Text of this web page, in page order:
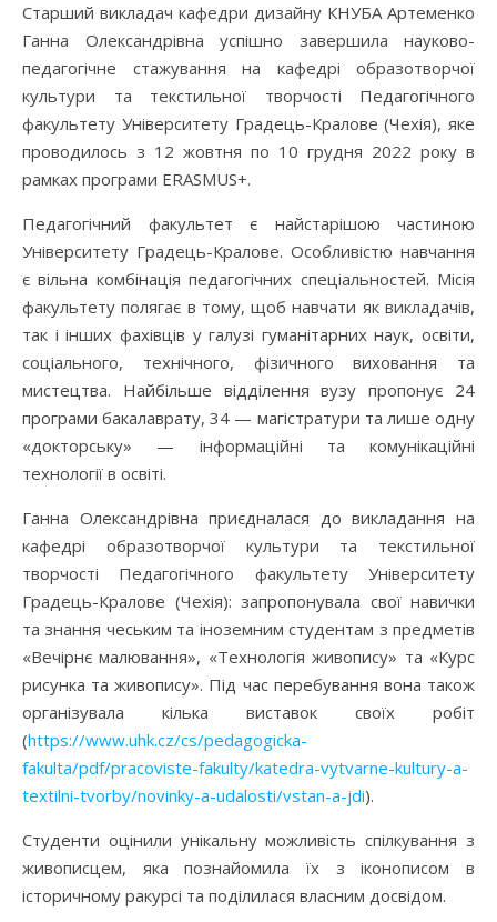
Старший викладач кафедри дизайну КНУБА Артеменко
Ганна Олександрівна успішно завершила науково-
педагогічне стажування на кафедрі образотворчої
культури та текстильної творчості Педагогічного
факультету Університету Градець-Кралове (Чехія), яке
проводилось з 12 жовтня по 10 грудня 2022 року в
рамках програми ERASMUS+.
Педагогічний факультет є найстарішою частиною
Університету Градець-Кралове. Особливістю навчання
є вільна комбінація педагогічних спеціальностей. Місія
факультету полягає в тому, щоб навчати як викладачів,
так і інших фахівців у галузі гуманітарних наук, освіти,
соціального, технічного, фізичного виховання та
мистецтва. Найбільше відділення вузу пропонує 24
програми бакалаврату, 34 — магістратури та лише одну
«докторську» — інформаційні та комунікаційні
технології в освіті.
Ганна Олександрівна приєдналася до викладання на
кафедрі образотворчої культури та текстильної
творчості Педагогічного факультету Університету
Градець-Кралове (Чехія): запропонувала свої навички
та знання чеським та іноземним студентам з предметів
«Вечірнє малювання», «Технологія живопису» та «Курс
рисунка та живопису». Під час перебування вона також
організувала кілька виставок своїх робіт
(https://www.uhk.cz/cs/pedagogicka-
fakulta/pdf/pracoviste-fakulty/katedra-vytvarne-kultury-a-
textilni-tvorby/novinky-a-udalosti/vstan-a-jdi).
Студенти оцінили унікальну можливість спілкування з
живописцем, яка познайомила їх з іконописом в
історичному ракурсі та поділилася власним досвідом.